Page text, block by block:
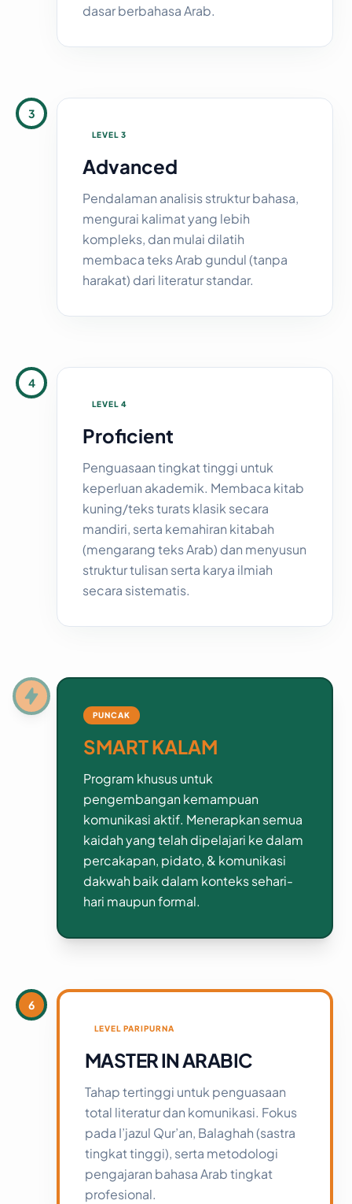
dasar berbahasa Arab.
LEVEL 3
Advanced
Pendalaman analisis struktur bahasa,
mengurai kalimat yang lebih
kompleks, dan mulai dilatih
membaca teks Arab gundul (tanpa
harakat) dari literatur standar.
3
LEVEL 4
Proficient
Penguasaan tingkat tinggi untuk
keperluan akademik. Membaca kitab
kuning/teks turats klasik secara
mandiri, serta kemahiran kitabah
(mengarang teks Arab) dan menyusun
struktur tulisan serta karya ilmiah
secara sistematis.
4
PUNCAK
SMART KALAM
Program khusus untuk
pengembangan kemampuan
komunikasi aktif. Menerapkan semua
kaidah yang telah dipelajari ke dalam
percakapan, pidato, & komunikasi
dakwah baik dalam konteks sehari-
hari maupun formal.
LEVEL PARIPURNA
MASTER IN ARABIC
Tahap tertinggi untuk penguasaan
total literatur dan komunikasi. Fokus
pada I’jazul Qur’an, Balaghah (sastra
tingkat tinggi), serta metodologi
pengajaran bahasa Arab tingkat
profesional.
6